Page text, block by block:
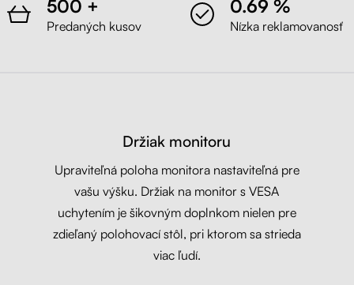
500 +
Predaných kusov
0.69 %
Nízka reklamovanosť
Držiak monitoru
Upraviteľná poloha monitora nastaviteľná pre
vašu výšku. Držiak na monitor s VESA
uchytením je šikovným doplnkom nielen pre
zdieľaný polohovací stôl, pri ktorom sa strieda
viac ľudí.